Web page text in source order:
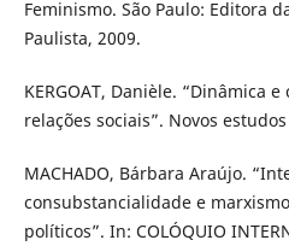
Feminismo. São Paulo: Editora
Paulista, 2009.
KERGOAT, Danièle. “Dinâmica
relações sociais”. Novos estudos
MACHADO, Bárbara Araújo.
consubstancialidade e
políticos”. In: COLÓQUIO